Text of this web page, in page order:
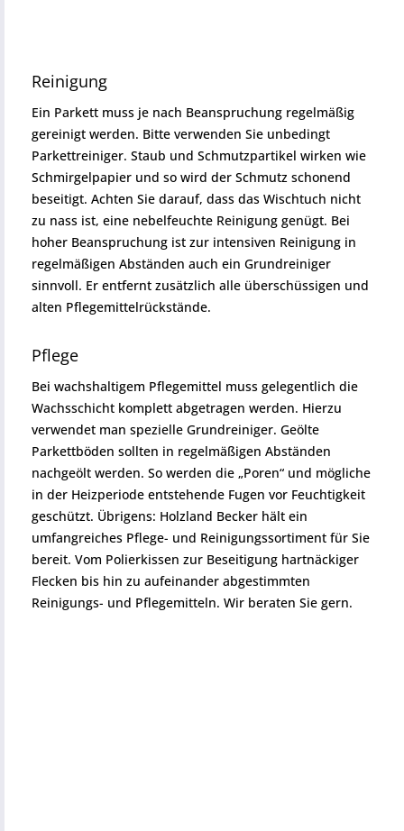
Reinigung
Ein Parkett muss je nach Beanspruchung regelmäßig
gereinigt werden. Bitte verwenden Sie unbedingt
Parkettreiniger. Staub und Schmutzpartikel wirken wie
Schmirgelpapier und so wird der Schmutz schonend
beseitigt. Achten Sie darauf, dass das Wischtuch nicht
zu nass ist, eine nebelfeuchte Reinigung genügt. Bei
hoher Beanspruchung ist zur intensiven Reinigung in
regelmäßigen Abständen auch ein Grundreiniger
sinnvoll. Er entfernt zusätzlich alle überschüssigen und
alten Pflegemittelrückstände.
Pflege
Bei wachshaltigem Pflegemittel muss gelegentlich die
Wachsschicht komplett abgetragen werden. Hierzu
verwendet man spezielle Grundreiniger. Geölte
Parkettböden sollten in regelmäßigen Abständen
nachgeölt werden. So werden die „Poren“ und mögliche
in der Heizperiode entstehende Fugen vor Feuchtigkeit
geschützt. Übrigens: Holzland Becker hält ein
umfangreiches Pflege- und Reinigungssortiment für Sie
bereit. Vom Polierkissen zur Beseitigung hartnäckiger
Flecken bis hin zu aufeinander abgestimmten
Reinigungs- und Pflegemitteln. Wir beraten Sie gern.